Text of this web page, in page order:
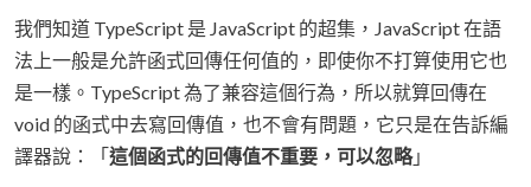
我們知道 TypeScript 是 JavaScript 的超集，JavaScript 在語
法上一般是允許函式回傳任何值的，即使你不打算使用它也
是一樣。TypeScript 為了兼容這個行為，所以就算回傳在
void 的函式中去寫回傳值，也不會有問題，它只是在告訴編
譯器說：「這個函式的回傳值不重要，可以忽略」